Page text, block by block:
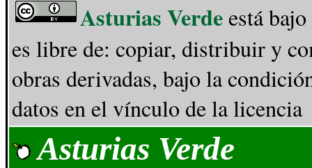
Asturias Verdeestá
es libre de: copiar, distribuir y
obras derivadas, bajo la
datos en el vínculo de la licencia
Asturias Verde